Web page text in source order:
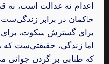
اعدام نه عدالت است، نه
حاکمان در برابر
برای گسترش سکوت، برای
اما زندگی، حقیقتی‌ست که
که طنابی بر گردن جوانی